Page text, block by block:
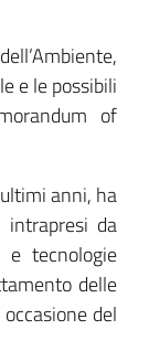
e le possibili
of
anni, ha
da
e tecnologie
delle
del